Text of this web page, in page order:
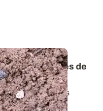
aux attaques de
appelés noctuelles